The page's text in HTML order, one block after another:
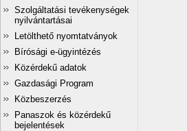
Szolgáltatási tevékenységek
nyilvántartásai
Letölthető nyomtatványok
Bírósági e-ügyintézés
Közérdekű adatok
Gazdasági Program
Közbeszerzés
Panaszok és közérdekű
bejelentések